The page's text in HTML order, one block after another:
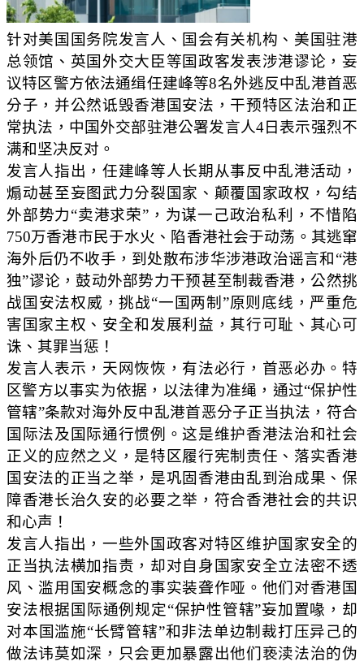
针对美国国务院发言人、国会有关机构、美国驻港
总领馆、英国外交大臣等国政客发表涉港谬论，妄
议特区警方依法通缉任建峰等8名外逃反中乱港首恶
分子，并公然诋毁香港国安法，干预特区法治和正
常执法，中国外交部驻港公署发言人4日表示强烈不
满和坚决反对。
发言人指出，任建峰等人长期从事反中乱港活动，
煽动甚至妄图武力分裂国家、颠覆国家政权，勾结
外部势力“卖港求荣”，为谋一己政治私利，不惜陷
750万香港市民于水火、陷香港社会于动荡。其逃窜
海外后仍不收手，到处散布涉华涉港政治谣言和“港
独”谬论，鼓动外部势力干预甚至制裁香港，公然挑
战国安法权威，挑战“一国两制”原则底线，严重危
害国家主权、安全和发展利益，其行可耻、其心可
诛、其罪当惩！
发言人表示，天网恢恢，有法必行，首恶必办。特
区警方以事实为依据，以法律为准绳，通过“保护性
管辖”条款对海外反中乱港首恶分子正当执法，符合
国际法及国际通行惯例。这是维护香港法治和社会
正义的应然之义，是特区履行宪制责任、落实香港
国安法的正当之举，是巩固香港由乱到治成果、保
障香港长治久安的必要之举，符合香港社会的共识
和心声！
发言人指出，一些外国政客对特区维护国家安全的
正当执法横加指责，却对自身国家安全立法密不透
风、滥用国安概念的事实装聋作哑。他们对香港国
安法根据国际通例规定“保护性管辖”妄加置喙，却
对本国滥施“长臂管辖”和非法单边制裁打压异己的
做法讳莫如深，只会更加暴露出他们亵渎法治的伪